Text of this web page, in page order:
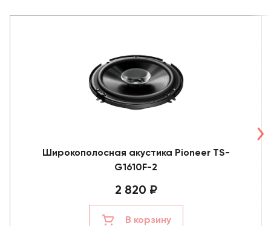
Широкополосная акустика Pioneer TS-
G1610F-2
2 820 ₽
В корзину